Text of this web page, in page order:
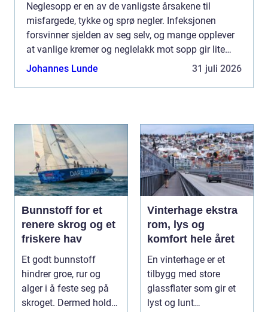
Neglesopp er en av de vanligste årsakene til
misfargede, tykke og sprø negler. Infeksjonen
forsvinner sjelden av seg selv, og mange opplever
at vanlige kremer og neglelakk mot sopp gir lite
eller ingen effekt. En målrettet og riktig valgt
Johannes Lunde 31 juli 2026
Bunnstoff for et
renere skrog og et
friskere hav
Et godt bunnstoff
hindrer groe, rur og
alger i å feste seg på
skroget. Dermed holder
Vinterhage ekstra
rom, lys og
komfort hele året
En vinterhage er et
tilbygg med store
glassflater som gir et
lyst og lunt